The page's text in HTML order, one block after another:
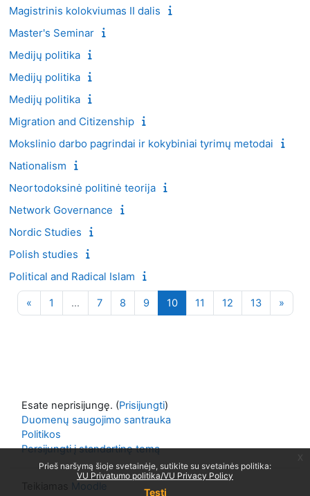
Prieš naršymą šioje svetainėje, sutikite su svetainės politika:
VU Privatumo politika/VU Privacy Policy
Tęsti
Magistrinis kolokviumas II dalis
Master's Seminar
Medijų politika
Medijų politika
Medijų politika
Migration and Citizenship
Mokslinio darbo pagrindai ir kokybiniai tyrimų metodai
Nationalism
Neortodoksinė politinė teorija
Network Governance
Nordic Studies
Polish studies
Political and Radical Islam
«Ankstesnis puslapis
1 1 puslapis
… 77 puslapis
88 puslapis
99 puslapis
1010 puslapis
11 11 puslapis
1212 puslapis
1313 »Kitas
Esate neprisijungę. (Prisijungti)
Duomenų saugojimo santrauka
Politikos
Persijungti į standartinę temą
Moodle